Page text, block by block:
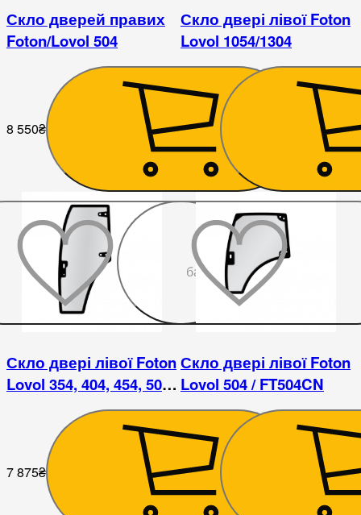
Скло дверей правих
Foton/Lovol 504
8 550₴
Скло двері лівої Foton
Lovol 1054/1304
9 540₴
бажаного
Скло двері лівої Foton
Lovol 354, 404, 454, 504 /
7 875₴
Скло двері лівої Foton
Lovol 504 / FT504CN
9 000₴